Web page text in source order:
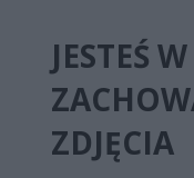
JESTEŚ
ZDJĘCIA